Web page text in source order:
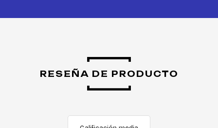
RESEÑA DE PRODUCTO